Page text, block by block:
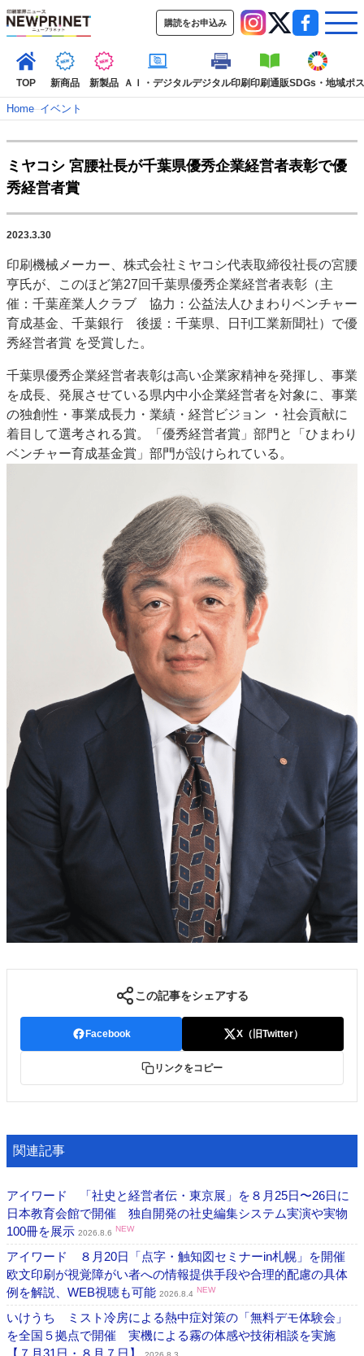
購読をお申込み
TOP 新商品 新製品 ＡＩ・デジタルデジタル印刷印刷通販SDGs・地域ポ
TOP
新着記事
インタビュー
SDGs・地域
ポストプレス ビジネス イベント 信用情報
業界
市場・統計
人事・移転・異動・訃報
特集記事カテゴリー一覧
特集・デジタル印刷 アイデアで勝負！ ～多様なビジネス・多彩な商材～
JAPAN PACK 2023 特集
中古印刷機・製本機特集
2022 検査・校正特集
特集・デジタル印刷 ～ 新成長軌道を描く
案内
購読・購入申し込み
サイトポリシー
Home–イベント
ミヤコシ 宮腰社長が千葉県優秀企業経営者表彰で優
秀経営者賞
2023.3.30
印刷機械メーカー、株式会社ミヤコシ代表取締役社長の宮腰
亨氏が、このほど第27回千葉県優秀企業経営者表彰（主
催：千葉産業人クラブ 協力：公益法人ひまわりベンチャー
育成基金、千葉銀行 後援：千葉県、日刊工業新聞社）で優
秀経営者賞 を受賞した。
千葉県優秀企業経営者表彰は高い企業家精神を発揮し、事業
を成長、発展させている県内中小企業経営者を対象に、事業
の独創性・事業成長力・業績・経営ビジョン ・社会貢献に
着目して選考される賞。「優秀経営者賞」部門と「ひまわり
ベンチャー育成基金賞」部門が設けられている。
この記事をシェアする
Facebook X（旧Twitter）
リンクをコピー
関連記事
アイワード 「社史と経営者伝・東京展」を８月25日〜26日に
日本教育会館で開催 独自開発の社史編集システム実演や実物
100冊を展示 2026.8.6 NEW
アイワード ８月20日「点字・触知図セミナーin札幌」を開催
欧文印刷が視覚障がい者への情報提供手段や合理的配慮の具体
例を解説、WEB視聴も可能 2026.8.4 NEW
いけうち ミスト冷房による熱中症対策の「無料デモ体験会」
を全国５拠点で開催 実機による霧の体感や技術相談を実施
【７月31日・８月７日】